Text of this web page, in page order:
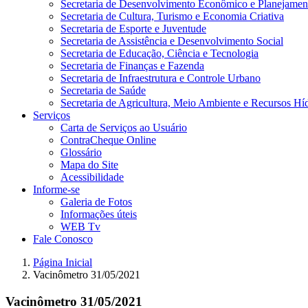
Secretaria de Desenvolvimento Econômico e
Secretaria de Cultura, Turismo e Economia Criativa
Secretaria de Esporte e Juventude
Secretaria de Assistência e Desenvolvimento Social
Secretaria de Educação, Ciência e Tecnologia
Secretaria de Finanças e Fazenda
Secretaria de Infraestrutura e Controle Urbano
Secretaria de Saúde
Secretaria de Agricultura, Meio Ambiente e Recursos
Serviços
Carta de Serviços ao Usuário
ContraCheque Online
Glossário
Mapa do Site
Acessibilidade
Informe-se
Galeria de Fotos
Informações úteis
WEB Tv
Fale Conosco
Página Inicial
Vacinômetro 31/05/2021
Vacinômetro 31/05/2021